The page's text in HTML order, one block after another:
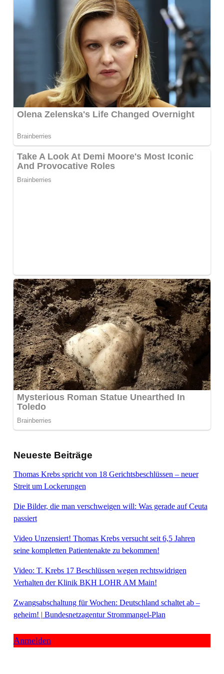
Neueste Beiträge
Thomas Krebs spricht von 18 Gerichtsbeschlüssen – neuer
Streit um Lockerungen
Die Bilder, die man verschweigen will: Was gerade auf Ceuta
passiert
Video Unzensiert! Thomas Krebs versucht seit 6,5 Jahren
seine kompletten Patientenakte zu bekommen!
Video: T. Krebs 17 Beschlüssen wegen rechtswidrigen
Verhalten der Klinik BKH LOHR AM Main!
Zwangsabschaltung für Wochen: Deutschland schaltet ab –
geheim! | Bundesnetzagentur Strommangel-Plan
Anmelden